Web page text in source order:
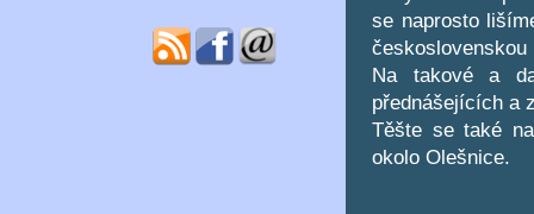
se naprosto
Na takové a
přednášejících a
Těšte se také
okolo Olešnice.